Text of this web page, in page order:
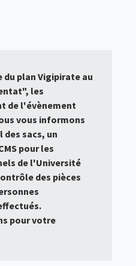
du plan Vigipirate au
les
de l'évènement
vous informons
sacs, un
pour les
de l'Université
des pièces
pour votre